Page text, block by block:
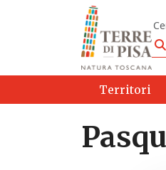
Vai al contenuto
Territori